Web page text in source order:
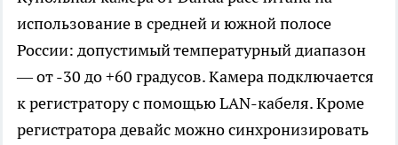
использование в средней и южной полосе
России: допустимый температурный диапазон
— от -30 до +60 градусов. Камера подключается
к регистратору с помощью LAN-кабеля. Кроме
регистратора девайс можно синхронизировать